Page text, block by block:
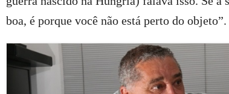
boa, é porque você não está perto do objeto”.